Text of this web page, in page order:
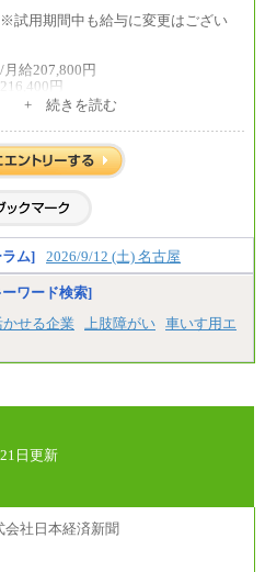
試用期間中も給与に変更はござい
月給207,800円
円
学卒の金額を最低額とし、経験・
円
ける、博士課程修了は大学卒(また
最低額とし、経験・能力を考慮の
づき決定いたします。
円
円/月給モデル\337,000～
+ 続きを読む
ム] 2026/9/12 (土) 名古屋
ワード検索]
せる企業 上肢障がい 車いす用エ
日更新